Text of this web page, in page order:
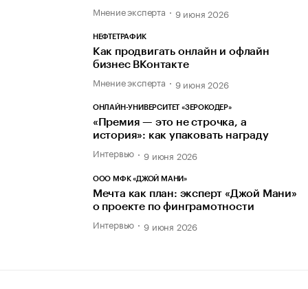
Мнение эксперта 9 июня 2026
НЕФТЕТРАФИК
Как продвигать онлайн и офлайн
бизнес ВКонтакте
Мнение эксперта 9 июня 2026
ОНЛАЙН-УНИВЕРСИТЕТ «ЗЕРОКОДЕР»
«Премия — это не строчка, а
история»: как упаковать награду
Интервью 9 июня 2026
ООО МФК «ДЖОЙ МАНИ»
Мечта как план: эксперт «Джой Мани»
о проекте по финграмотности
Интервью 9 июня 2026